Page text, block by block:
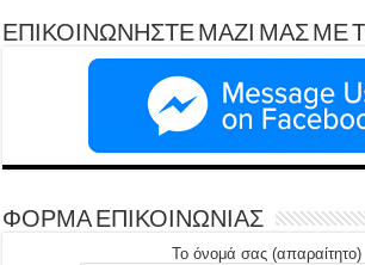
ΕΠΙΚΟΙΝΩΝΗΣΤΕ ΜΑΖΙ ΜΑΣ ΜΕ ΤΟ
ΦΟΡΜΑ ΕΠΙΚΟΙΝΩΝΙΑΣ
Το όνομά σας (απαραίτητο)